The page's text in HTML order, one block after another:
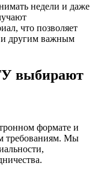
недели и даже
что позволяет
и другим важным
выбирают
формате и
требованиям. Мы